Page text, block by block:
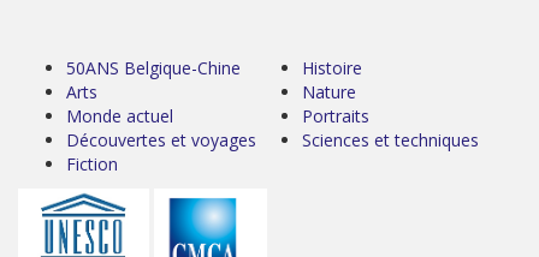
50ANS Belgique-Chine
Arts
Monde actuel
Découvertes et voyages
Fiction
Histoire
Nature
Portraits
Sciences et techniques